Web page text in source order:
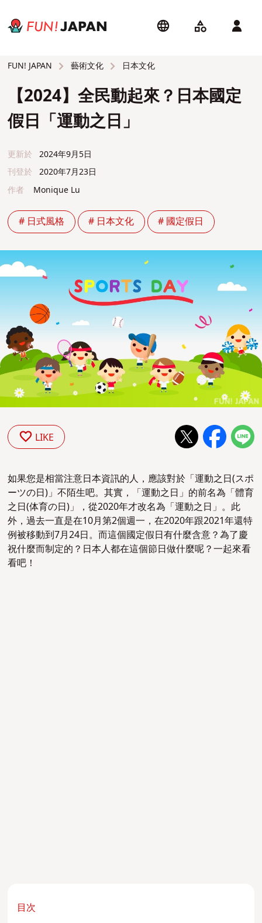
FUN! JAPAN 藝術文化 日本文化
【2024】全民動起來？日本國定
假日「運動之日」
更新於
2024年9月5日
刊登於
2020年7月23日
作者
Monique Lu
# 日式風格 # 日本文化 # 國定假日
LIKE
如果您是相當注意日本資訊的人，應該對於「運動之日(スポ
ーツの日)」不陌生吧。其實，「運動之日」的前名為「體育
之日(体育の日)」，從2020年才改名為「運動之日」。此
外，過去一直是在10月第2個週一，在2020年跟2021年還特
例被移動到7月24日。而這個國定假日有什麼含意？為了慶
祝什麼而制定的？日本人都在這個節日做什麼呢？一起來看
看吧！
目次